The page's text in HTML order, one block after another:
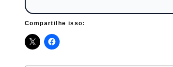
Compartilhe isso: